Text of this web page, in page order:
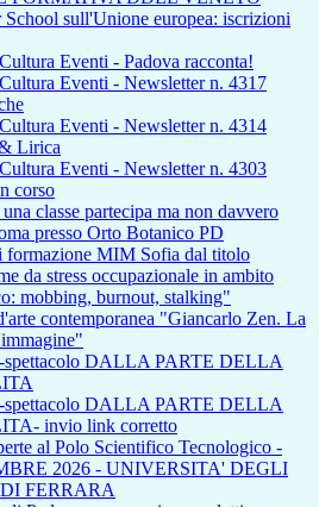
School sull'Unione europea: iscrizioni
Eventi - Padova racconta!
Eventi - Newsletter n. 4317
Eventi - Newsletter n. 4314
Lirica
Eventi - Newsletter n. 4303
corso
classe partecipa ma non davvero
presso Orto Botanico PD
formazione MIM Sofia dal titolo
da stress occupazionale in ambito
mobbing, burnout, stalking"
contemporanea "Giancarlo Zen. La
spettacolo DALLA PARTE DELLA
spettacolo DALLA PARTE DELLA
invio link corretto
al Polo Scientifico Tecnologico -
2026 - UNIVERSITA' DEGLI
FERRARA